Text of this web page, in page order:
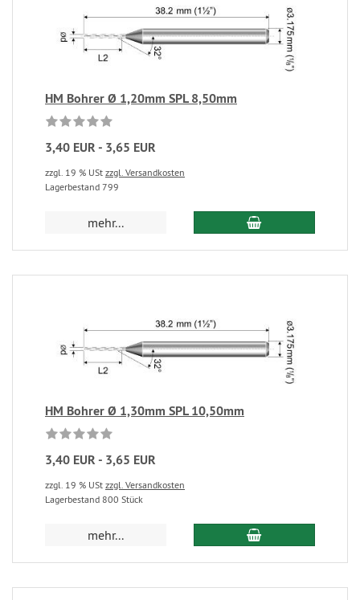
HM Bohrer Ø 1,20mm SPL 8,50mm
3,40 EUR - 3,65 EUR
zzgl. 19 % USt zzgl. Versandkosten
Lagerbestand 799
mehr...
HM Bohrer Ø 1,30mm SPL 10,50mm
3,40 EUR - 3,65 EUR
zzgl. 19 % USt zzgl. Versandkosten
Lagerbestand 800 Stück
mehr...